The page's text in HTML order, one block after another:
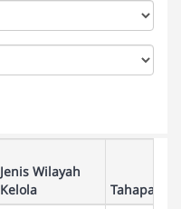
Jenis Wilayah
Kelola
Tahapan